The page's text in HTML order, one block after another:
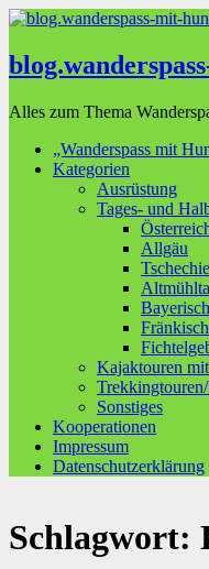
Alles zum Thema
„Wanderspass mit
Kategorien
Ausrüstung
Tages- und
Allgäu
Kajaktouren
Sonstiges
Kooperationen
Impressum
Datenschutzerklärung
Schlagwort: